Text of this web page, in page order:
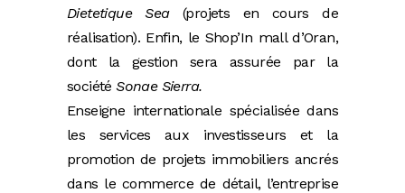
Dietetique Sea(projets en cours de
réalisation). Enfin, le Shop’In mall d’Oran,
dont la gestion sera assurée par la
sociétéSonae Sierra.
Enseigne internationale spécialisée dans
les services aux investisseurs et la
promotion de projets immobiliers ancrés
dans le commerce de détail, l’entreprise